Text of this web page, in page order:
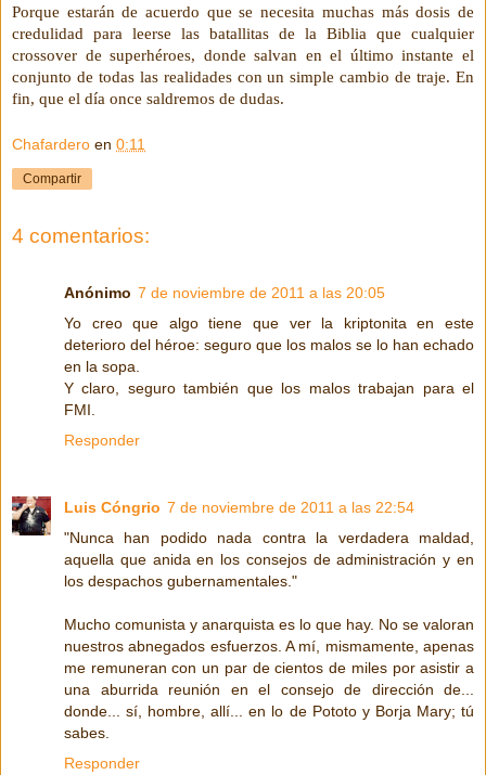
Porque estarán de acuerdo que se necesita muchas más dosis de
credulidad para leerse las batallitas de la Biblia que cualquier
crossover de superhéroes, donde salvan en el último instante el
conjunto de todas las realidades con un simple cambio de traje. En
fin, que el día once saldremos de dudas.
Chafardero en 0:11
Compartir
4 comentarios:
Anónimo 7 de noviembre de 2011 a las 20:05
Yo creo que algo tiene que ver la kriptonita en este
deterioro del héroe: seguro que los malos se lo han echado
en la sopa.
Y claro, seguro también que los malos trabajan para el
FMI.
Responder
Luis Cóngrio 7 de noviembre de 2011 a las 22:54
"Nunca han podido nada contra la verdadera maldad,
aquella que anida en los consejos de administración y en
los despachos gubernamentales."
Mucho comunista y anarquista es lo que hay. No se valoran
nuestros abnegados esfuerzos. A mí, mismamente, apenas
me remuneran con un par de cientos de miles por asistir a
una aburrida reunión en el consejo de dirección de...
donde... sí, hombre, allí... en lo de Pototo y Borja Mary; tú
sabes.
Responder